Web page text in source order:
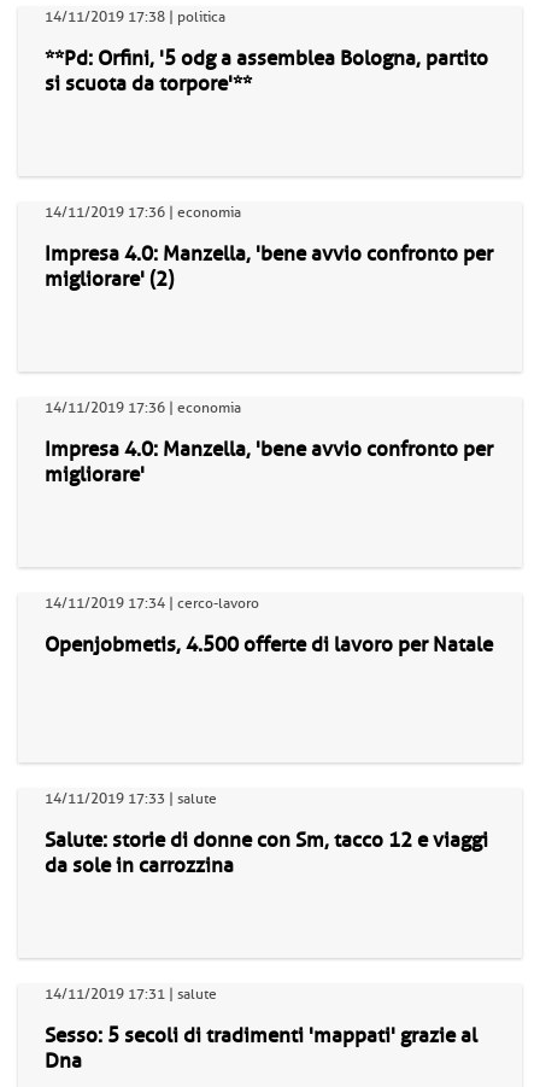
14/11/2019 17:38 | politica
**Pd: Orfini, '5 odg a assemblea Bologna, partito
si scuota da torpore'**
14/11/2019 17:36 | economia
Impresa 4.0: Manzella, 'bene avvio confronto per
migliorare' (2)
14/11/2019 17:36 | economia
Impresa 4.0: Manzella, 'bene avvio confronto per
migliorare'
14/11/2019 17:34 | cerco-lavoro
Openjobmetis, 4.500 offerte di lavoro per Natale
14/11/2019 17:33 | salute
Salute: storie di donne con Sm, tacco 12 e viaggi
da sole in carrozzina
14/11/2019 17:31 | salute
Sesso: 5 secoli di tradimenti 'mappati' grazie al
Dna